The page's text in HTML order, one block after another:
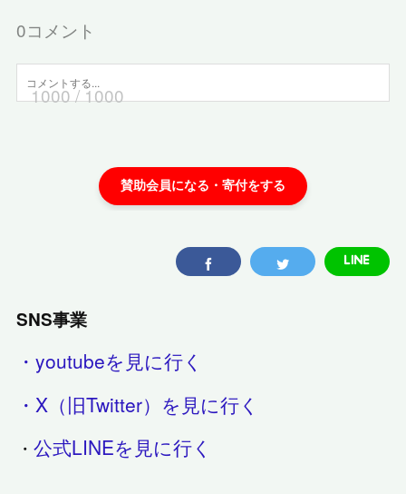
0コメント
1000/ 1000
SNS事業
・youtubeを見に行く
・X（旧Twitter）を見に行く
・公式LINEを見に行く